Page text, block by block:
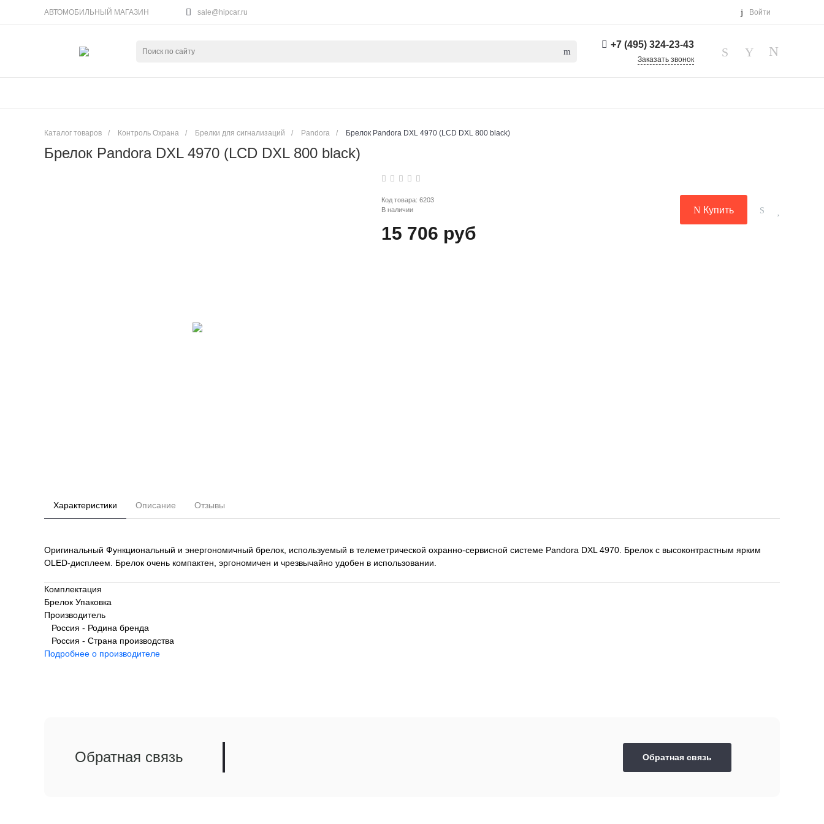
АВТОМОБИЛЬНЫЙ МАГАЗИН sale@hipcar.ru Войти
+7 (495) 324-23-43
Заказать звонок
Каталог товаров / Контроль Охрана / Брелки для сигнализаций / Pandora / Брелок Pandora DXL 4970 (LCD DXL 800 black)
Брелок Pandora DXL 4970 (LCD DXL 800 black)
Код товара: 6203
В наличии
15 706 руб
Купить
Характеристики Описание Отзывы
Оригинальный Функциональный и энергономичный брелок, используемый в телеметрической охранно-сервисной системе Pandora DXL 4970. Брелок с высоконтрастным ярким
OLED-дисплеем. Брелок очень компактен, эргономичен и чрезвычайно удобен в использовании.
Комплектация
Брелок Упаковка
Производитель
Россия - Родина бренда
Россия - Страна производства
Подробнее о производителе
Обратная связь Обратная связь